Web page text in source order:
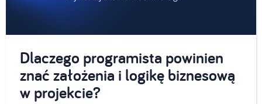
Dlaczego programista powinien
znać założenia i logikę biznesową
w projekcie?